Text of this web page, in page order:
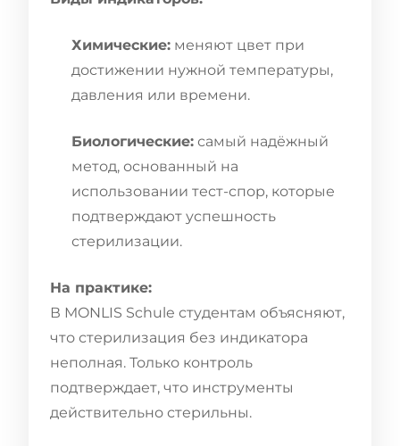
Химические: меняют цвет при
достижении нужной температуры,
давления или времени.
Биологические: самый надёжный
метод, основанный на
использовании тест-спор, которые
подтверждают успешность
стерилизации.
На практике:
В MONLIS Schule студентам объясняют,
что стерилизация без индикатора
неполная. Только контроль
подтверждает, что инструменты
действительно стерильны.